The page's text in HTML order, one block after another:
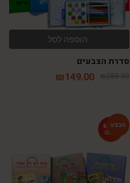
הוספה לסל
סדרת הצבעים
₪288.00
₪149.00